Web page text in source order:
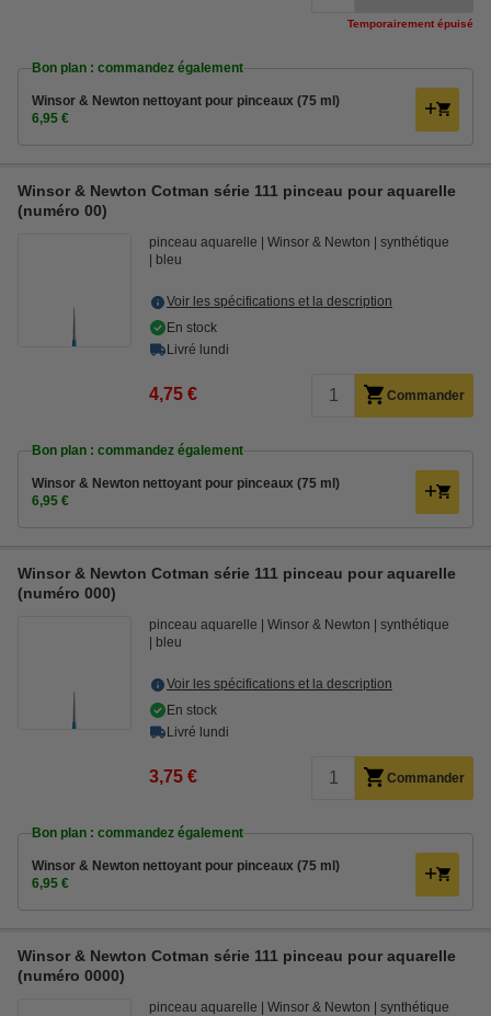
Temporairement épuisé
Bon plan : commandez également
Winsor & Newton nettoyant pour pinceaux (75 ml)
6,95 €
Winsor & Newton Cotman série 111 pinceau pour aquarelle
(numéro 00)
pinceau aquarelle Winsor & Newton
synthétique
bleu
Voir les spécifications et la description
En stock
Livré lundi
4,75 € Commander
Bon plan : commandez également
Winsor & Newton nettoyant pour pinceaux (75 ml)
6,95 €
Winsor & Newton Cotman série 111 pinceau pour aquarelle
(numéro 000)
pinceau aquarelle Winsor & Newton
synthétique
bleu
Voir les spécifications et la description
En stock
Livré lundi
3,75 € Commander
Bon plan : commandez également
Winsor & Newton nettoyant pour pinceaux (75 ml)
6,95 €
Winsor & Newton Cotman série 111 pinceau pour aquarelle
(numéro 0000)
pinceau aquarelle Winsor & Newton
synthétique